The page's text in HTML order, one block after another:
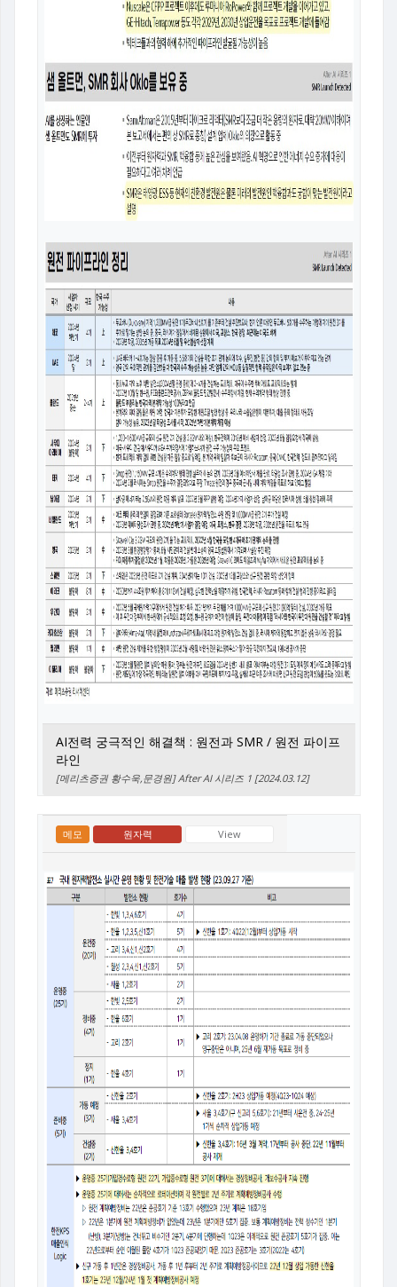
AI전력 궁극적인 해결책 : 원전과 SMR / 원전 파이프
라인
[메리츠증권 황수욱,문경원] After AI 시리즈 1 [2024.03.12]
메모 원자력 View